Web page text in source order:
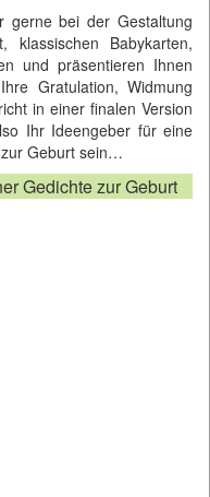
gerne bei der Gestaltung
klassischen Babykarten,
und präsentieren Ihnen
Gratulation, Widmung
in einer finalen Version
Ihr Ideengeber für eine
Geburt sein…
Gedichte zur Geburt